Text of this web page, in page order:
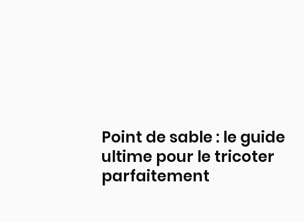
Point de sable : le guide
ultime pour le tricoter
parfaitement